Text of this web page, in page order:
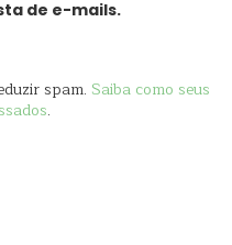
de e-mails.
spam. Saiba como seus
.